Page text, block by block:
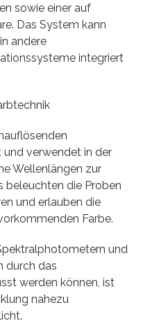
sowie einer auf
Das System kann
andere
integriert
verwendet in der
Wellenlängen zur
beleuchten die Proben
und erlauben die
Farbe.
und
durch das
werden können, ist
nahezu